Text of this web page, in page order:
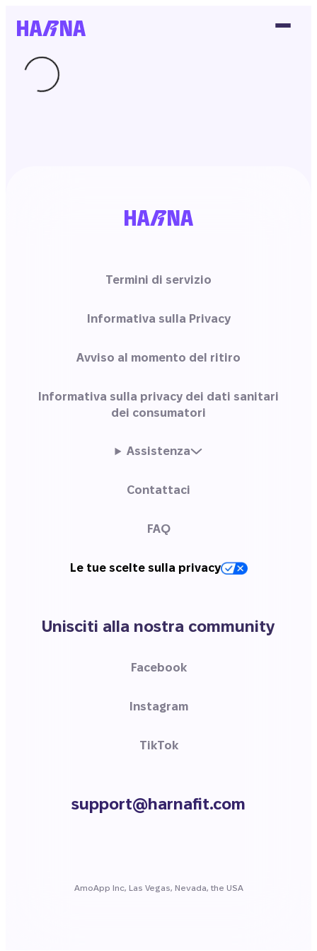
Termini di servizio
Informativa sulla Privacy
Avviso al momento del ritiro
Informativa sulla privacy dei dati sanitari
dei consumatori
Assistenza
Contattaci
FAQ
Le tue scelte sulla privacy
Unisciti alla nostra community
Facebook
Instagram
TikTok
support@harnafit.com
AmoApp Inc, Las Vegas, Nevada, the USA